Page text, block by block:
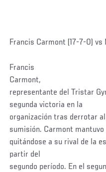
Francis Carmont (17-7-0) vs
Francis
Carmont,
representante del Tristar
segunda victoria en la
organización tras derrotar
sumisión. Carmont
quitándose a su rival de la
partir del
segundo período. En el